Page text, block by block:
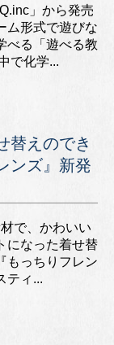
」から発売
ム形式で遊びな
べる「遊べる教
で化学...
替えのでき
ンズ』新発
で、かわいい
になった着せ替
もっちりフレン
ティ...